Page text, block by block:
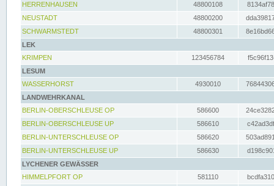
HERRENHAUSEN
48800108
NEUSTADT
48800200
SCHWARMSTEDT
48800301
LEK
KRIMPEN
123456784
LESUM
WASSERHORST
4930010
LANDWEHRKANAL
BERLIN-OBERSCHLEUSE OP
586600
BERLIN-OBERSCHLEUSE UP
586610
BERLIN-UNTERSCHLEUSE OP
586620
BERLIN-UNTERSCHLEUSE UP
586630
LYCHENER GEWÄSSER
HIMMELPFORT OP
581110